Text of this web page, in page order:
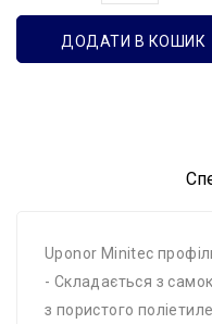
ДОДАТИ В КОШИК
Uponor Minitec
- Складається з
з пористого